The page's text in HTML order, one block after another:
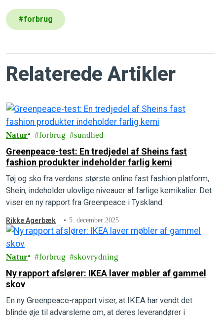
#forbrug
Relaterede Artikler
Natur forbrug sundhed
Greenpeace-test: En tredjedel af Sheins fast
fashion produkter indeholder farlig kemi
Tøj og sko fra verdens største online fast fashion platform,
Shein, indeholder ulovlige niveauer af farlige kemikalier. Det
viser en ny rapport fra Greenpeace i Tyskland.
Rikke Agerbæk 5. december 2025
Natur forbrug skovrydning
Ny rapport afslører: IKEA laver møbler af gammel
skov
En ny Greenpeace-rapport viser, at IKEA har vendt det
blinde øje til advarslerne om, at deres leverandører i